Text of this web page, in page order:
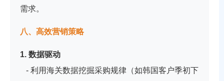
需求。
八、高效营销策略
1. 数据驱动
- 利用海关数据挖掘采购规律（如韩国客户季初下